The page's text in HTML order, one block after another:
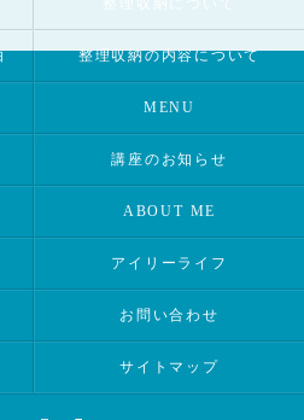
整理収納について
整理収納の内容について
MENU
講座のお知らせ
ABOUT ME
アイリーライフ
お問い合わせ
サイトマップ